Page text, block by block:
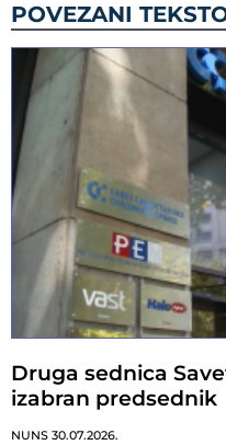
POVEZANI
Druga sednica
izabran predsednik
NUNS 30.07.2026.